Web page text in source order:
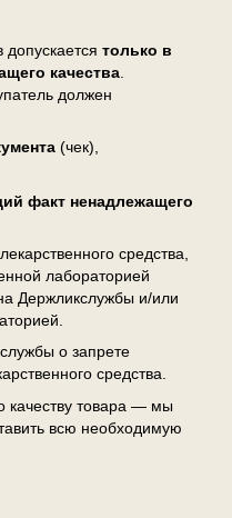
допускается только в
качества.
должен
(чек),
факт ненадлежащего
средства,
лабораторией
Держликслужбы и/или
о запрете
средства.
качеству товара — мы
всю необходимую